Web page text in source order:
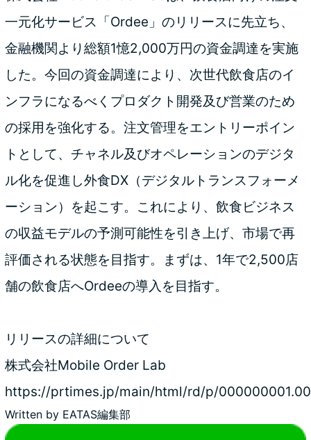
一元化サービス「Ordee」のリリースに先立ち、
金融機関より総額1憶2,000万円の資金調達を実施
した。今回の資金調達により、次世代飲食店のイ
ンフラになるべくプロダクト開発及び営業のため
の採用を強化する。注文管理をエントリーポイン
トとして、チャネル及びオペレーションのデジタ
ル化を促進し外食DX（デジタルトランスフォーメ
ーション）を起こす。これにより、飲食ビジネス
の収益モデルの予測可能性を引き上げ、市場で再
評価される状態を目指す。まずは、1年で2,500店
舗の飲食店へOrdeeの導入を目指す。
リリースの詳細について
株式会社Mobile Order Lab
https://prtimes.jp/main/html/rd/p/
Written by EATAS編集部